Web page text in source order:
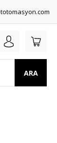
ARA